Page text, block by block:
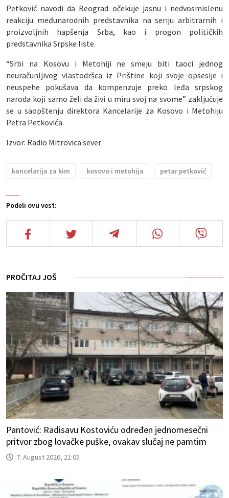
Podeli ovu vest:
Petković navodi da Beograd očekuje jasnu i nedvosmislenu
reakciju međunarodnih predstavnika na seriju arbitrarnih i
proizvoljnih hapšenja Srba, kao i progon političkih
predstavnika Srpske liste.
“Srbi na Kosovu i Metohiji ne smeju biti taoci jednog
neuračunljivog vlastodršca iz Prištine koji svoje opsesije i
neuspehe pokušava da kompenzuje preko leđa srpskog
naroda koji samo želi da živi u miru svoj na svome” zaključuje
se u saopštenju direktora Kancelarije za Kosovo i Metohiju
Petra Petkovića.
Izvor: Radio Mitrovica sever
kancelarija za kim kosovo i metohija petar petković
PROČITAJ JOŠ
Pantović: Radisavu Kostoviću određen jednomesečni
pritvor zbog lovačke puške, ovakav slučaj ne pamtim
7. August 2026, 21:05